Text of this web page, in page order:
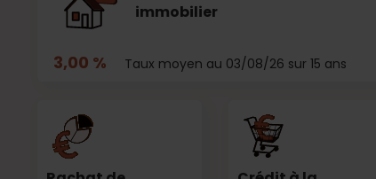
immobilier
3,00 % Taux moyen au 03/08/26 sur 15 ans